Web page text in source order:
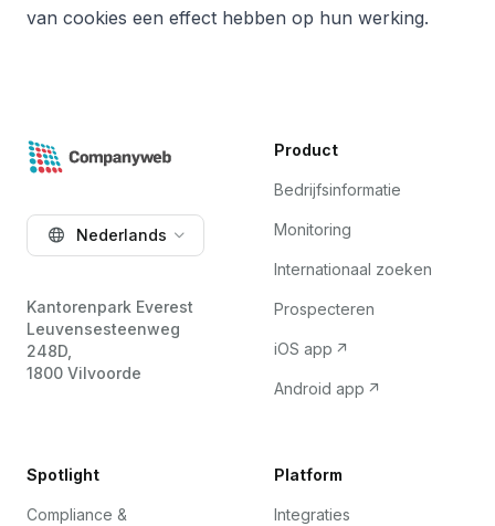
van cookies een effect hebben op hun werking.
Nederlands
Kantorenpark Everest
Leuvensesteenweg
248D,
1800 Vilvoorde
Product
Bedrijfsinformatie
Monitoring
Internationaal zoeken
Prospecteren
iOS app
Android app
Spotlight
Compliance &
Platform
Integraties